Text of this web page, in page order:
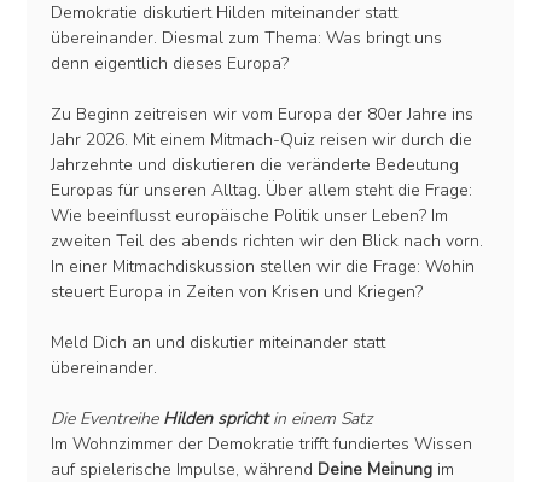
Demokratie diskutiert Hilden miteinander statt
übereinander. Diesmal zum Thema: Was bringt uns
denn eigentlich dieses Europa?
Zu Beginn zeitreisen wir vom Europa der 80er Jahre ins
Jahr 2026. Mit einem Mitmach-Quiz reisen wir durch die
Jahrzehnte und diskutieren die veränderte Bedeutung
Europas für unseren Alltag. Über allem steht die Frage:
Wie beeinflusst europäische Politik unser Leben? Im
zweiten Teil des abends richten wir den Blick nach vorn.
In einer Mitmachdiskussion stellen wir die Frage: Wohin
steuert Europa in Zeiten von Krisen und Kriegen?
Meld Dich an und diskutier miteinander statt
übereinander.
Die Eventreihe Hilden spricht in einem Satz
Im Wohnzimmer der Demokratie trifft fundiertes Wissen
auf spielerische Impulse, während Deine Meinung im